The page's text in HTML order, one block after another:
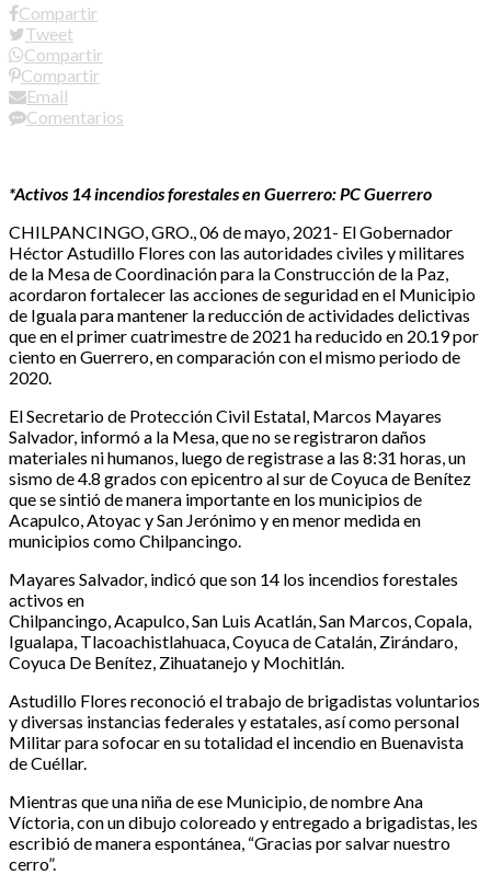
Compartir
Tweet
Compartir
Compartir
Email
Comentarios
*Activos 14 incendios forestales en Guerrero: PC Guerrero
CHILPANCINGO, GRO., 06 de mayo, 2021- El Gobernador
Héctor Astudillo Flores con las autoridades civiles y militares
de la Mesa de Coordinación para la Construcción de la Paz,
acordaron fortalecer las acciones de seguridad en el Municipio
de Iguala para mantener la reducción de actividades delictivas
que en el primer cuatrimestre de 2021 ha reducido en 20.19 por
ciento en Guerrero, en comparación con el mismo periodo de
2020.
El Secretario de Protección Civil Estatal, Marcos Mayares
Salvador, informó a la Mesa, que no se registraron daños
materiales ni humanos, luego de registrase a las 8:31 horas, un
sismo de 4.8 grados con epicentro al sur de Coyuca de Benítez
que se sintió de manera importante en los municipios de
Acapulco, Atoyac y San Jerónimo y en menor medida en
municipios como Chilpancingo.
Mayares Salvador, indicó que son 14 los incendios forestales
activos en
Chilpancingo, Acapulco, San Luis Acatlán, San Marcos, Copala,
Igualapa, Tlacoachistlahuaca, Coyuca de Catalán, Zirándaro,
Coyuca De Benítez, Zihuatanejo y Mochitlán.
Astudillo Flores reconoció el trabajo de brigadistas voluntarios
y diversas instancias federales y estatales, así como personal
Militar para sofocar en su totalidad el incendio en Buenavista
de Cuéllar.
Mientras que una niña de ese Municipio, de nombre Ana
Víctoria, con un dibujo coloreado y entregado a brigadistas, les
escribió de manera espontánea, “Gracias por salvar nuestro
cerro”.